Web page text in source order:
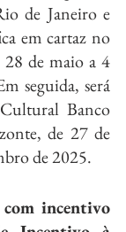
de Janeiro e
em cartaz no
28 de maio a 4
seguida, será
Banco
de 27 de
de 2025.
incentivo